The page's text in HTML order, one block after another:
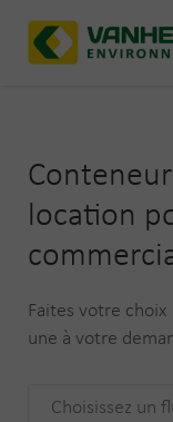
location
Faites votre
une à votre
Choisissez un